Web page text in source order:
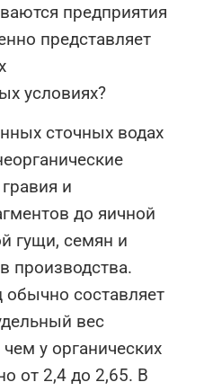
предприятия
представляет
условиях?
сточных водах
и
до яичной
гущи, семян и
производства.
обычно составляет
вес
у органических
от 2,4 до 2,65. В